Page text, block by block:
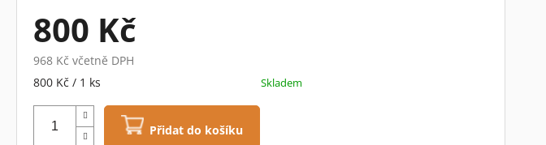
hvězdiček.
800 Kč
968 Kč včetně DPH
Měrná
800 Kč / 1 ks Skladem
Přidat do košíku